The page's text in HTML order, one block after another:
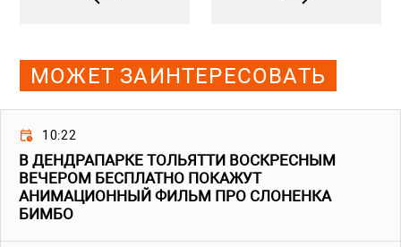
МОЖЕТ ЗАИНТЕРЕСОВАТЬ
10:22
В ДЕНДРАПАРКЕ ТОЛЬЯТТИ ВОСКРЕСНЫМ
ВЕЧЕРОМ БЕСПЛАТНО ПОКАЖУТ
АНИМАЦИОННЫЙ ФИЛЬМ ПРО СЛОНЕНКА
БИМБО